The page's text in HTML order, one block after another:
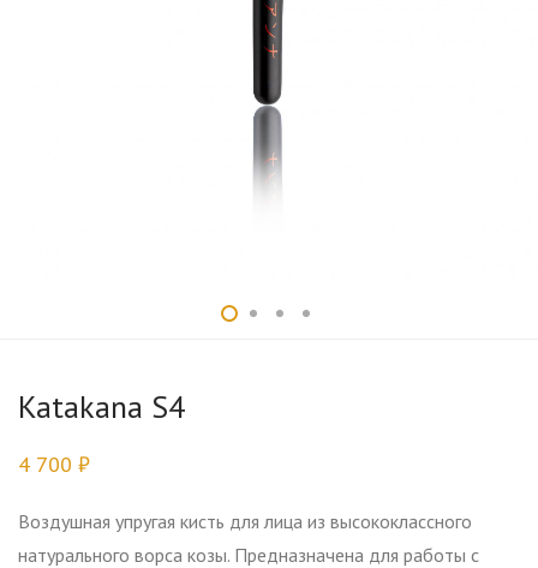
Katakana S4
4 700 ₽
Воздушная упругая кисть для лица из высококлассного
натурального ворса козы. Предназначена для работы с